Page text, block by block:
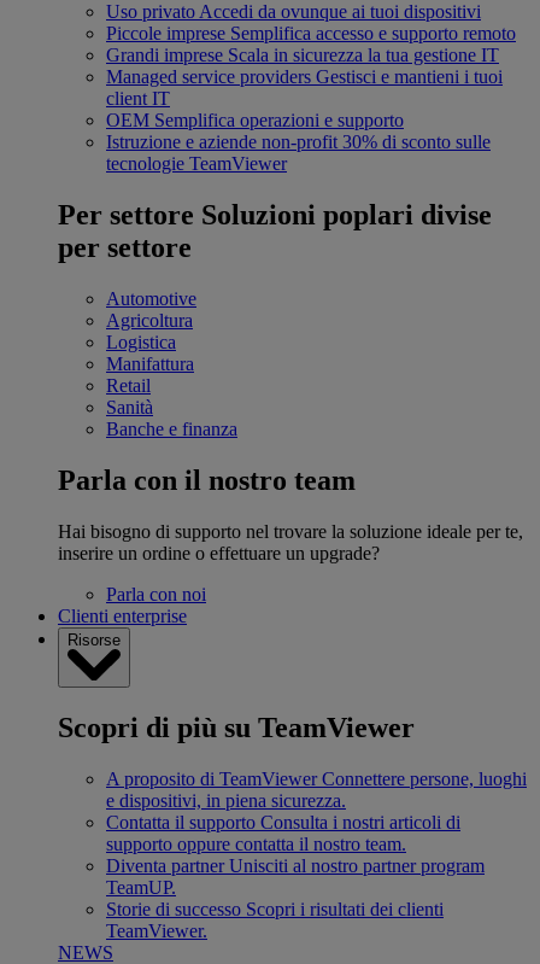
Uso privato Accedi da ovunque ai tuoi dispositivi
Piccole imprese Semplifica accesso e supporto remoto
Grandi imprese Scala in sicurezza la tua gestione IT
Managed service providers Gestisci e mantieni i tuoi
client IT
OEM Semplifica operazioni e supporto
Istruzione e aziende non-profit 30% di sconto sulle
tecnologie TeamViewer
Per settore Soluzioni poplari divise
per settore
Automotive
Agricoltura
Logistica
Manifattura
Retail
Sanità
Banche e finanza
Parla con il nostro team
Hai bisogno di supporto nel trovare la soluzione ideale per te,
inserire un ordine o effettuare un upgrade?
Parla con noi
Clienti enterprise
Risorse
Scopri di più su TeamViewer
A proposito di TeamViewer Connettere persone, luoghi
e dispositivi, in piena sicurezza.
Contatta il supporto Consulta i nostri articoli di
supporto oppure contatta il nostro team.
Diventa partner Unisciti al nostro partner program
TeamUP.
Storie di successo Scopri i risultati dei clienti
TeamViewer.
NEWS